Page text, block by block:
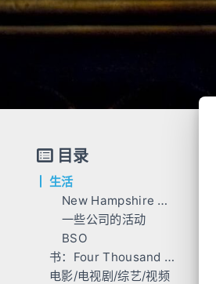
目录
生活
New Hampshire Day Trip
一些公司的活动
BSO
书：Four Thousand Weeks: Time Management for Mortals 🌕🌕🌕🌕🌑
电影/电视剧/综艺/视频